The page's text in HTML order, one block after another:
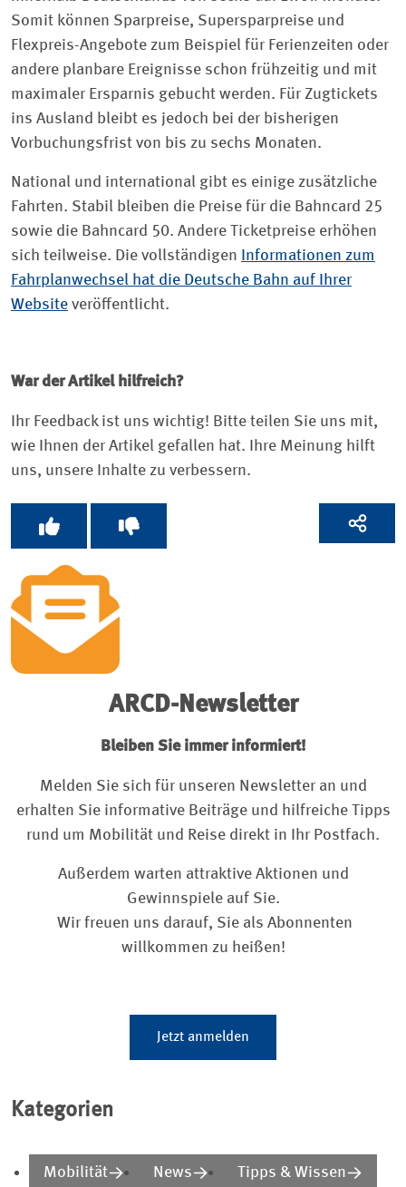
Somit können Sparpreise, Supersparpreise und
Flexpreis-Angebote zum Beispiel für Ferienzeiten oder
andere planbare Ereignisse schon frühzeitig und mit
maximaler Ersparnis gebucht werden. Für Zugtickets
ins Ausland bleibt es jedoch bei der bisherigen
Vorbuchungsfrist von bis zu sechs Monaten.
National und international gibt es einige zusätzliche
Fahrten. Stabil bleiben die Preise für die Bahncard 25
sowie die Bahncard 50. Andere Ticketpreise erhöhen
sich teilweise. Die vollständigen
Informationen zum
Fahrplanwechsel hat die Deutsche Bahn auf Ihrer
Website veröffentlicht.
War der Artikel hilfreich?
Ihr Feedback ist uns wichtig! Bitte teilen Sie uns mit,
wie Ihnen der Artikel gefallen hat. Ihre Meinung hilft
uns, unsere Inhalte zu verbessern.
ARCD-Newsletter
Bleiben Sie immer informiert!
Melden Sie sich für unseren Newsletter an und
erhalten Sie informative Beiträge und hilfreiche Tipps
rund um Mobilität und Reise direkt in Ihr Postfach.
Außerdem warten attraktive Aktionen und
Gewinnspiele auf Sie.
Wir freuen uns darauf, Sie als Abonnenten
willkommen zu heißen!
Jetzt anmelden
Kategorien
Mobilität News Tipps & Wissen